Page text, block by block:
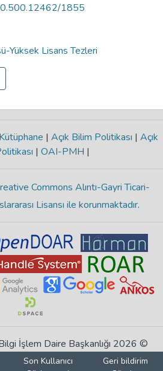
1855
Yüksek Lisans Tezleri
Kütüphane | Açık Bilim Politikası | Açık
| OAI-PMH |
Commons Alıntı-Gayri Ticari-
Lisansı ile korunmaktadır.
İşlem Daire Başkanlığı 2026 ©
Son Kullanıcı
Geri bildirim